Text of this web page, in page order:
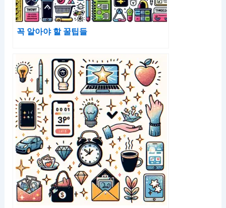
꼭 알아야 할 꿀팁들